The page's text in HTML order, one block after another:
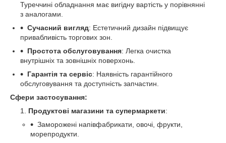
Туреччині обладнання має вигідну вартість у порівнянні
з аналогами.
Сучасний вигляд: Естетичний дизайн підвищує
привабливість торгових зон.
Простота обслуговування: Легка очистка
внутрішніх та зовнішніх поверхонь.
Гарантія та сервіс: Наявність гарантійного
обслуговування та доступність запчастин.
Сфери застосування:
Продуктові магазини та супермаркети:
Заморожені напівфабрикати, овочі, фрукти,
морепродукти.